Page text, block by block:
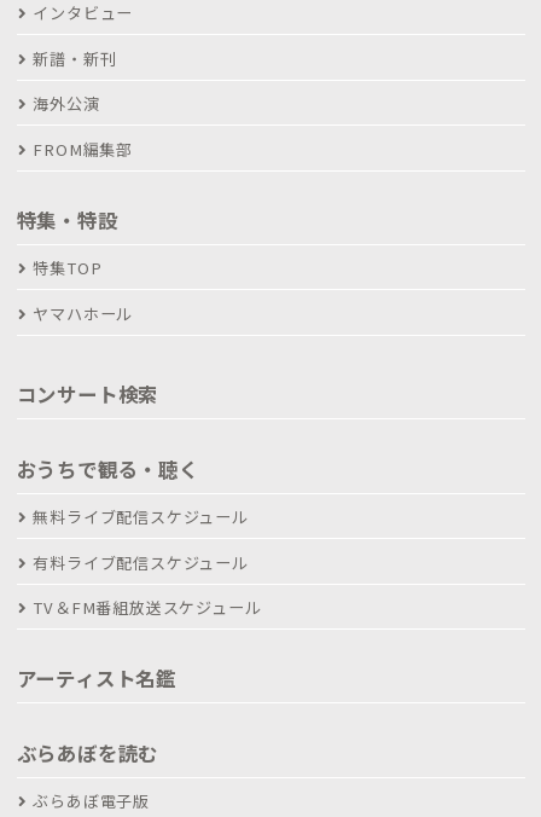
インタビュー
新譜・新刊
海外公演
FROM編集部
特集・特設
特集TOP
ヤマハホール
コンサート検索
おうちで観る・聴く
無料ライブ配信スケジュール
有料ライブ配信スケジュール
TV＆FM番組放送スケジュール
アーティスト名鑑
ぶらあぼを読む
ぶらあぼ電子版